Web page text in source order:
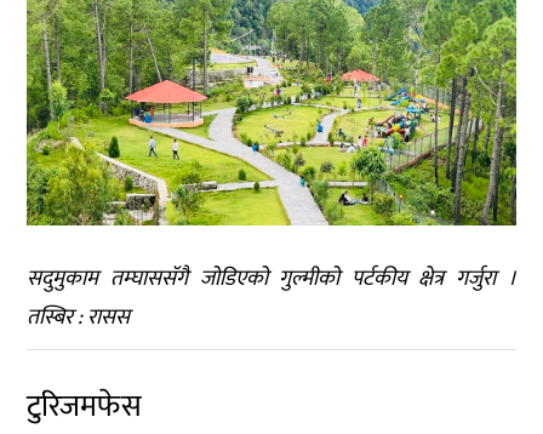
सदुमुकाम तम्घाससॅगै जोडिएको गुल्मीको पर्टकीय क्षेत्र गर्जुरा ।
तस्बिर : रासस
टुरिजमफेस